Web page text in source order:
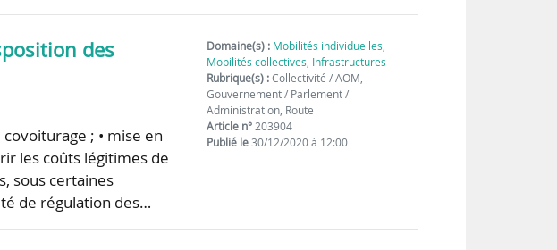
des
; • mise en
les coûts légitimes de
sous certaines
de régulation des…
Domaine(s) : Mobilités individuelles,
Mobilités collectives, Infrastructures
Rubrique(s) :Collectivité / AOM,
Gouvernement / Parlement /
Administration, Route
Article n°203904
Publié le30/12/2020 à 12:00